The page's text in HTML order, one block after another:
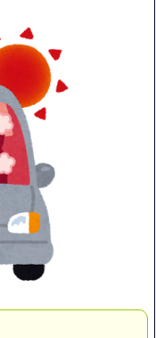
かヤバい
ト51cmのスレンダー美
行っていー？」ﾊﾟｼｬ
る・・・「アカン、キ
途絶え、様々な憶測が
ボキ」ではなく「俺」と
家電量販店のノジマに
ギュアがヤバすぎるｗ
安い」
るんだけどさ
れません